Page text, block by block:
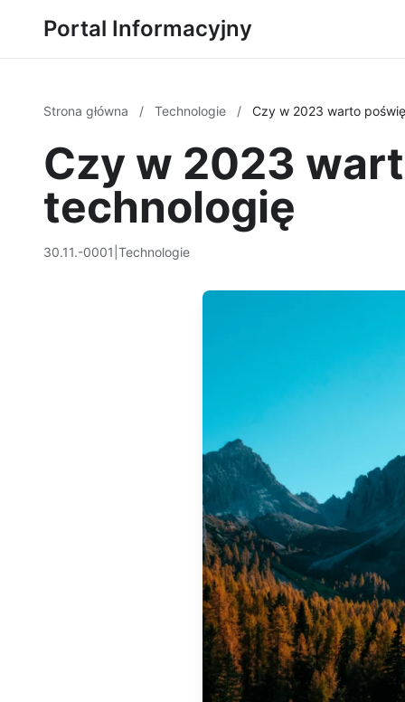
Portal Informacyjny
Strona główna / Technologie / Czy w 2023 warto
Czy w 2023
technologię
30.11.-0001 Technologie